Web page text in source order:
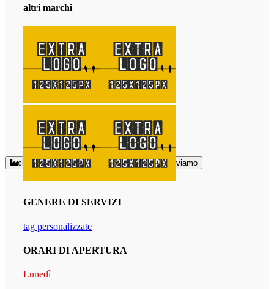
chi siamo come arrivare dove ci troviamo
altri marchi
GENERE DI SERVIZI
tag personalizzate
ORARI DI APERTURA
Lunedì